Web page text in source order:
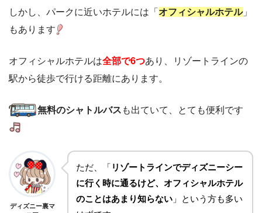
しかし、パークに近いホテルには「 オフィシャルホテル」
もあります
オフィシャルホテルは全部で6つあり、リゾートラインの
駅から徒歩で行ける距離にあります。
無料のシャトルバス も出ていて、とても便利です
ディズニー裏マ
ただ、「 リゾートラインでディズニーシー
に行く時に通るけど、オフィシャルホテル
のことはあまり知らない 」という方も多い